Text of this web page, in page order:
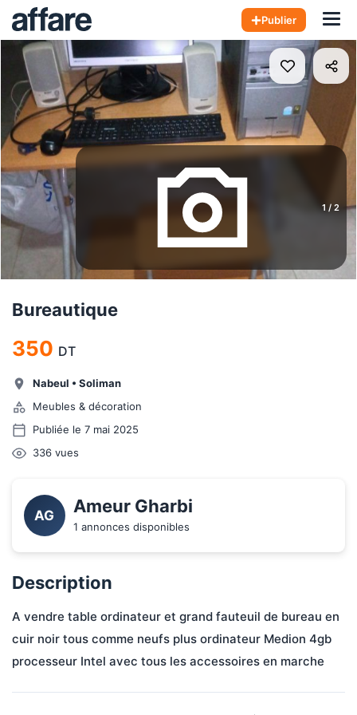
Publier
1 / 2
Bureautique
350 DT
Nabeul • Soliman
Meubles & décoration
Publiée le 7 mai 2025
336 vues
AG Ameur Gharbi
1 annonces disponibles
Description
A vendre table ordinateur et grand fauteuil de bureau en
cuir noir tous comme neufs plus ordinateur Medion 4gb
processeur Intel avec tous les accessoires en marche